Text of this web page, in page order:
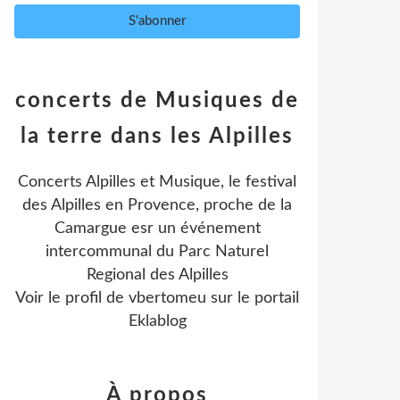
concerts de Musiques de
la terre dans les Alpilles
Concerts Alpilles et Musique, le festival
des Alpilles en Provence, proche de la
Camargue esr un événement
intercommunal du Parc Naturel
Regional des Alpilles
Voir le profil de vbertomeu sur le portail
Eklablog
À propos